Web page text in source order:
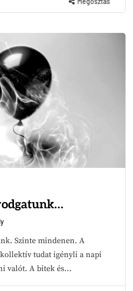
Szinte mindenen. A
tudat igényli a napi
valót. A bitek és…